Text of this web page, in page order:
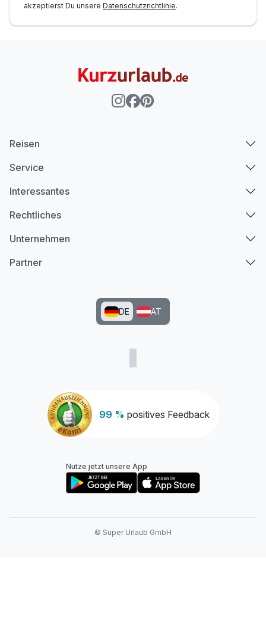
akzeptierst Du unsere Datenschutzrichtlinie.
99 % positives Feedback
Reisen
Service
Interessantes
Rechtliches
Unternehmen
Partner
DE AT
Nutze jetzt unsere App
© Super Urlaub GmbH